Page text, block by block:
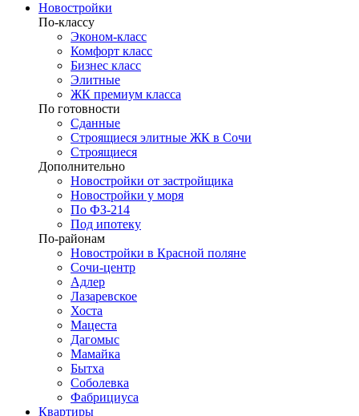
Новостройки
По-классу
Эконом-класс
Комфорт класс
Бизнес класс
Элитные
ЖК премиум класса
По готовности
Сданные
Строящиеся элитные ЖК в Сочи
Строящиеся
Дополнительно
Новостройки от застройщика
Новостройки у моря
По ФЗ-214
Под ипотеку
По-районам
Новостройки в Красной поляне
Сочи-центр
Адлер
Лазаревское
Хоста
Мацеста
Дагомыс
Мамайка
Бытха
Соболевка
Фабрициуса
Квартиры